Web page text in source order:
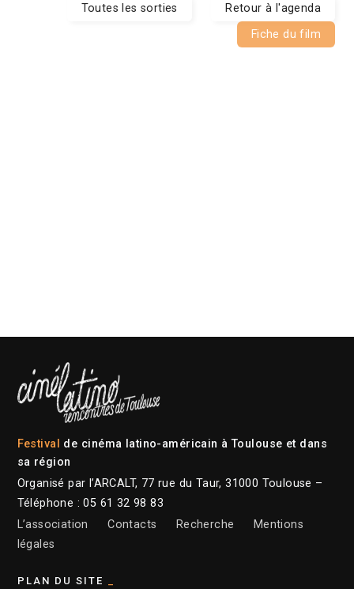
Toutes les sorties
Retour à l'agenda
Fiche du film
Festival de cinéma latino-américain à Toulouse et dans
sa région
Organisé par l’ARCALT, 77 rue du Taur, 31000 Toulouse –
Téléphone : 05 61 32 98 83
L’association
Contacts Recherche
Mentions
légales
PLAN DU SITE